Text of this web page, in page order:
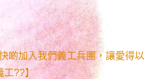
啲加入我們義工兵團，讓愛得以
??】